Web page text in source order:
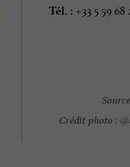
Tél. : +33 5 59 68
Crédit photo :